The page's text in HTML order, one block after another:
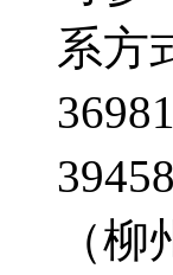
系方
（